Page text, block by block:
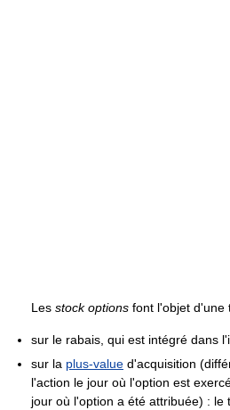
Les stock options font l'objet d'une
sur le rabais, qui est intégré dans
sur la plus-value d'acquisition
l'action le jour où l'option est
jour où l'option a été attribuée) :